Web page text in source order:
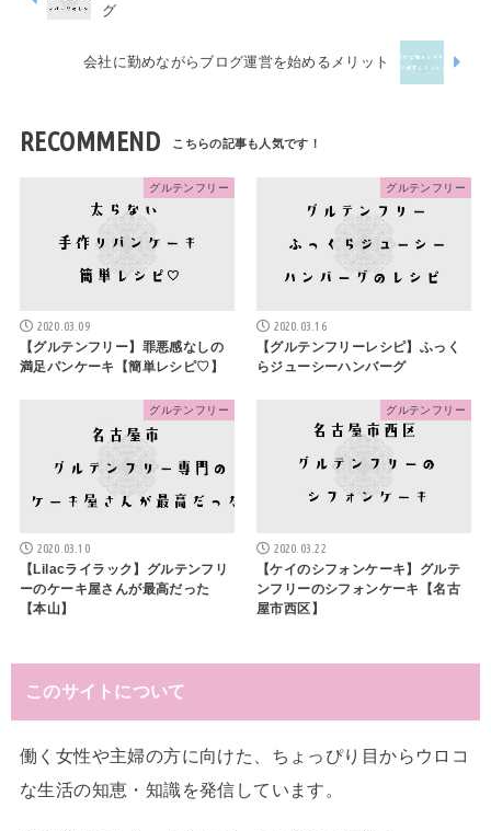
グ
会社に勤めながらブログ運営を始めるメリット
RECOMMEND
グルテンフリー
2020.03.09
【グルテンフリー】罪悪感なしの
満足パンケーキ【簡単レシピ♡】
グルテンフリー
2020.03.16
【グルテンフリーレシピ】ふっく
らジューシーハンバーグ
グルテンフリー
2020.03.10
【Lilacライラック】グルテンフリ
ーのケーキ屋さんが最高だった
【本山】
グルテンフリー
2020.03.22
【ケイのシフォンケーキ】グルテ
ンフリーのシフォンケーキ【名古
屋市西区】
このサイトについて
働く女性や主婦の方に向けた、ちょっぴり目からウロコ
な生活の知恵・知識を発信しています。